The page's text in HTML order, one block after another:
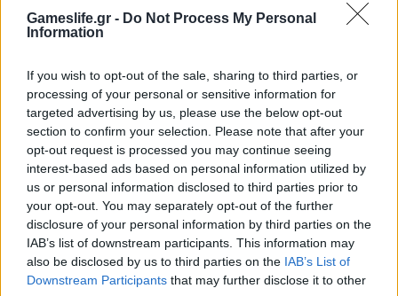
Gameslife.gr - Do Not Process My Personal
Information
If you wish to opt-out of the sale, sharing to third parties, or
processing of your personal or sensitive information for
targeted advertising by us, please use the below opt-out
section to confirm your selection. Please note that after your
opt-out request is processed you may continue seeing
interest-based ads based on personal information utilized by
us or personal information disclosed to third parties prior to
your opt-out. You may separately opt-out of the further
disclosure of your personal information by third parties on the
IAB’s list of downstream participants. This information may
also be disclosed by us to third parties on the IAB’s List of
Downstream Participants that may further disclose it to other
Η νέα gaming οθόνη Philips Evnia QD-OLED 32M2N6901A
ΝΈΑ